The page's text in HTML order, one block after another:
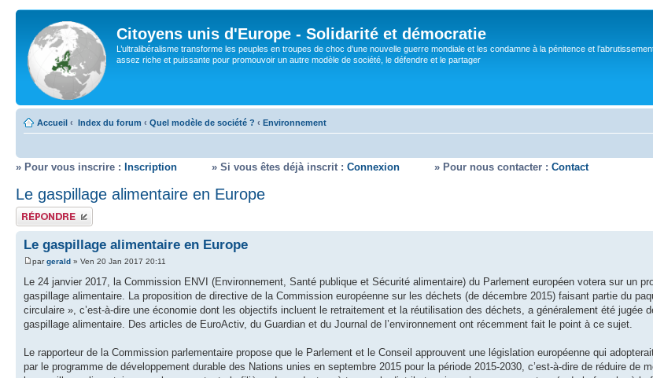
Citoyens unis d'Europe - Solidarité et démocratie
L’ultralibéralisme transforme les peuples en troupes de choc d’une nouvelle guerre mondiale et les condamne à la pénitence et
assez riche et puissante pour promouvoir un autre modèle de société, le défendre et le partager
Accueil ‹ Index du forum ‹ Quel modèle de société ? ‹ Environnement
» Pour vous inscrire : Inscription » Si vous êtes déjà inscrit : Connexion » Pour nous contacter : Contact
Le gaspillage alimentaire en Europe
Répondre
Le gaspillage alimentaire en Europe
pargerald » Ven 20 Jan 2017 20:11
Le 24 janvier 2017, la Commission ENVI (Environnement, Santé publique et Sécurité alimentaire) du Parlement européen votera sur un
gaspillage alimentaire. La proposition de directive de la Commission européenne sur les déchets (de décembre 2015) faisant partie du
circulaire », c’est-à-dire une économie dont les objectifs incluent le retraitement et la réutilisation des déchets, a généralement été jugée
gaspillage alimentaire. Des articles de EuroActiv, du Guardian et du Journal de l’environnement ont récemment fait le point à ce sujet.
Le rapporteur de la Commission parlementaire propose que le Parlement et le Conseil approuvent une législation européenne qui
par le programme de développement durable des Nations unies en septembre 2015 pour la période 2015-2030, c’est-à-dire de réduire de